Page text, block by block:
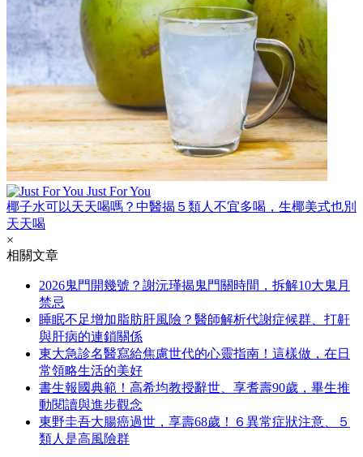
Just For You
椰子水可以天天喝嗎？中醫揭５類人不宜多喝，生椰美式也別
天天喝
×
相關文章
2026鬼門開幾號？謝沅瑾揭鬼門關時間，拆解10大鬼月
禁忌
睡眠不足增加脂肪肝風險？醫師解析代謝症候群、打鼾
與肝病的連鎖關係
東大急診名醫寫給焦慮世代的心靈指南！這樣做，在日
常領略生活的美好
書生報國典範！高希均教授辭世、享耆壽90歲，畢生推
動閱讀與進步觀念
東野圭吾大腸癌過世，享壽68歲！６異常症狀注意、５
類人是高風險群